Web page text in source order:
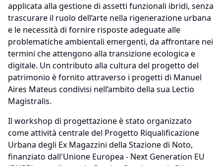
applicata alla gestione di assetti funzionali ibridi, senza
trascurare il ruolo dell’arte nella rigenerazione urbana
e le necessità di fornire risposte adeguate alle
problematiche ambientali emergenti, da affrontare nei
termini che attengono alla transizione ecologica e
digitale. Un contributo alla cultura del progetto del
patrimonio è fornito attraverso i progetti di Manuel
Aires Mateus condivisi nell’ambito della sua Lectio
Magistralis.
Il workshop di progettazione è stato organizzato
come attività centrale del Progetto Riqualificazione
Urbana degli Ex Magazzini della Stazione di Noto,
finanziato dall'Unione Europea - Next Generation EU